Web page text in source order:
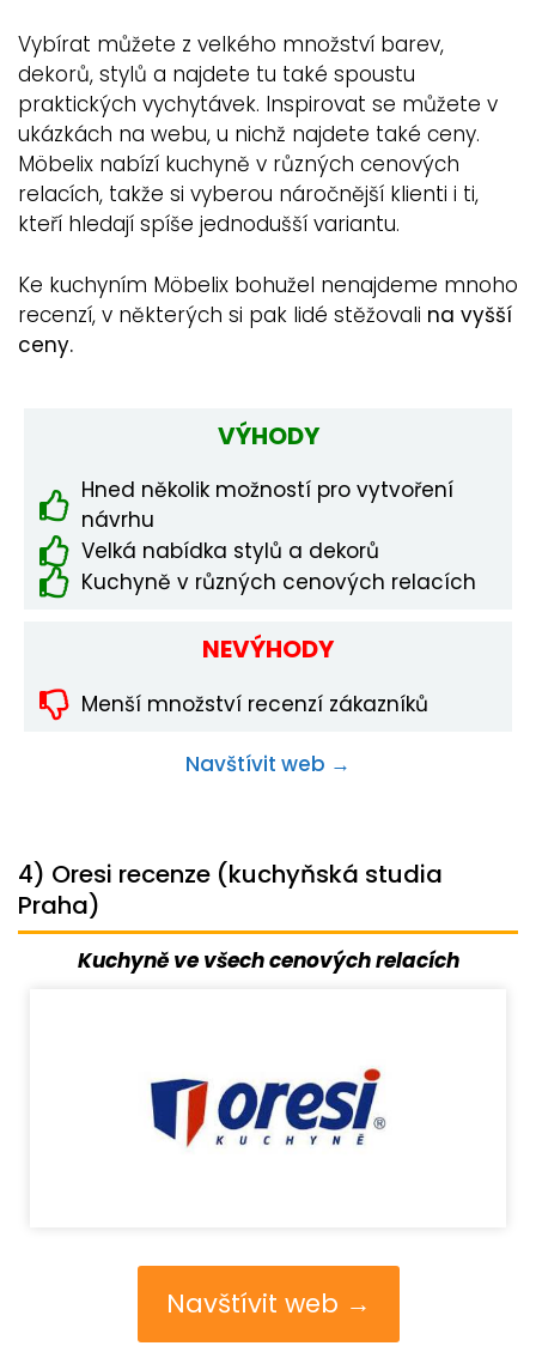
Vybírat můžete z velkého množství barev,
dekorů, stylů a najdete tu také spoustu
praktických vychytávek. Inspirovat se můžete v
ukázkách na webu, u nichž najdete také ceny.
Möbelix nabízí kuchyně v různých cenových
relacích, takže si vyberou náročnější klienti i ti,
kteří hledají spíše jednodušší variantu.
Ke kuchyním Möbelix bohužel nenajdeme mnoho
recenzí, v některých si pak lidé stěžovali na vyšší
ceny.
VÝHODY
Hned několik možností pro vytvoření
návrhu
Velká nabídka stylů a dekorů
Kuchyně v různých cenových relacích
NEVÝHODY
Menší množství recenzí zákazníků
Navštívit web →
4) Oresi recenze (kuchyňská studia
Praha)
Kuchyně ve všech cenových relacích
Navštívit web →